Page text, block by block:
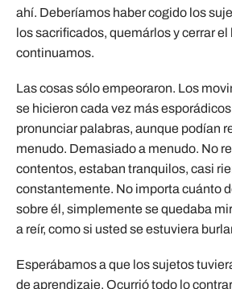
ahí. Deberíamos haber cogido los
los sacrificados, quemárlos y cerrar
continuamos.
Las cosas sólo empeoraron. Los
se hicieron cada vez más
pronunciar palabras, aunque podían
menudo. Demasiado a menudo. No
contentos, estaban tranquilos, casi
constantemente. No importa cuánto
sobre él, simplemente se quedaba
a reír, como si usted se estuviera
Esperábamos a que los sujetos
de aprendizaje. Ocurrió todo lo